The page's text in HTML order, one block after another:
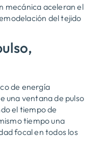
mecánica aceleran el
del tejido
de energía
una ventana de pulso
el tiempo de
tiempo una
focal en todos los